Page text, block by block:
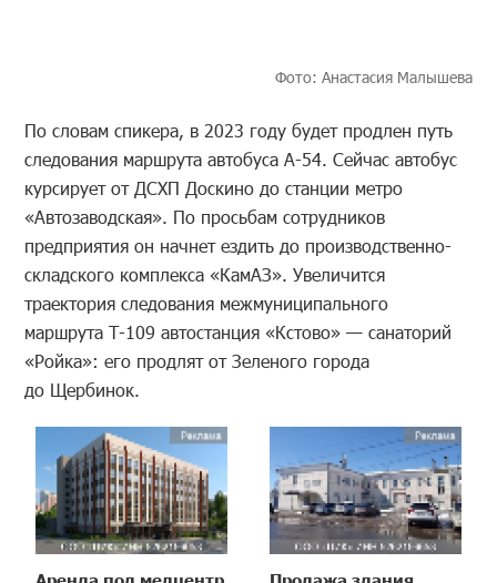
Фото: Анастасия Малышева
По словам спикера, в 2023 году будет продлен путь
следования маршрута автобуса А-54. Сейчас автобус
курсирует от ДСХП Доскино до станции метро
«Автозаводская». По просьбам сотрудников
предприятия он начнет ездить до производственно-
складского комплекса «КамАЗ». Увеличится
траектория следования межмуниципального
маршрута Т-109 автостанция «Кстово» — санаторий
«Ройка»: его продлят от Зеленого города
до Щербинок.